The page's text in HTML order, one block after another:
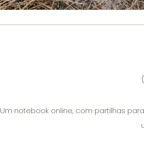
Um notebook online, com partilhas